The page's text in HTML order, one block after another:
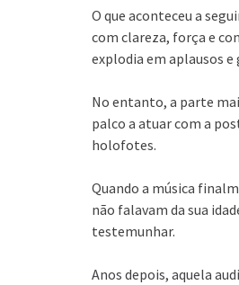
O que aconteceu a
com clareza, força e
explodia em aplausos
No entanto, a parte
palco a atuar com a
holofotes.
Quando a música
não falavam da sua
testemunhar.
Anos depois, aquela